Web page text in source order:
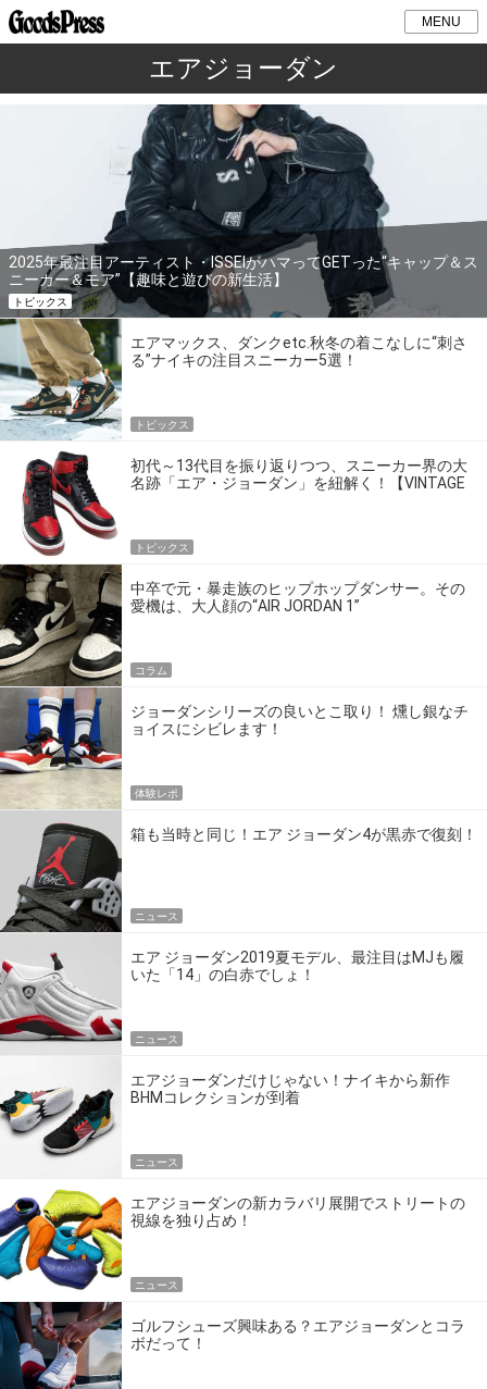
MENU
エアジョーダン
2025年最注目アーティスト・ISSEIがハマってGETった“キャップ＆ス
ニーカー＆モア”【趣味と遊びの新生活】
トピックス
エアマックス、ダンクetc.秋冬の着こなしに“刺さ
る”ナイキの注目スニーカー5選！
トピックス
初代～13代目を振り返りつつ、スニーカー界の大
名跡「エア・ジョーダン」を紐解く！【VINTAGE
トピックス
中卒で元・暴走族のヒップホップダンサー。その
愛機は、大人顔の“AIR JORDAN 1”
コラム
ジョーダンシリーズの良いとこ取り！ 燻し銀なチ
ョイスにシビレます！
体験レポ
箱も当時と同じ！エア ジョーダン4が黒赤で復刻！
ニュース
エア ジョーダン2019夏モデル、最注目はMJも履
いた「14」の白赤でしょ！
ニュース
エアジョーダンだけじゃない！ナイキから新作
BHMコレクションが到着
ニュース
エアジョーダンの新カラバリ展開でストリートの
視線を独り占め！
ニュース
ゴルフシューズ興味ある？エアジョーダンとコラ
ボだって！